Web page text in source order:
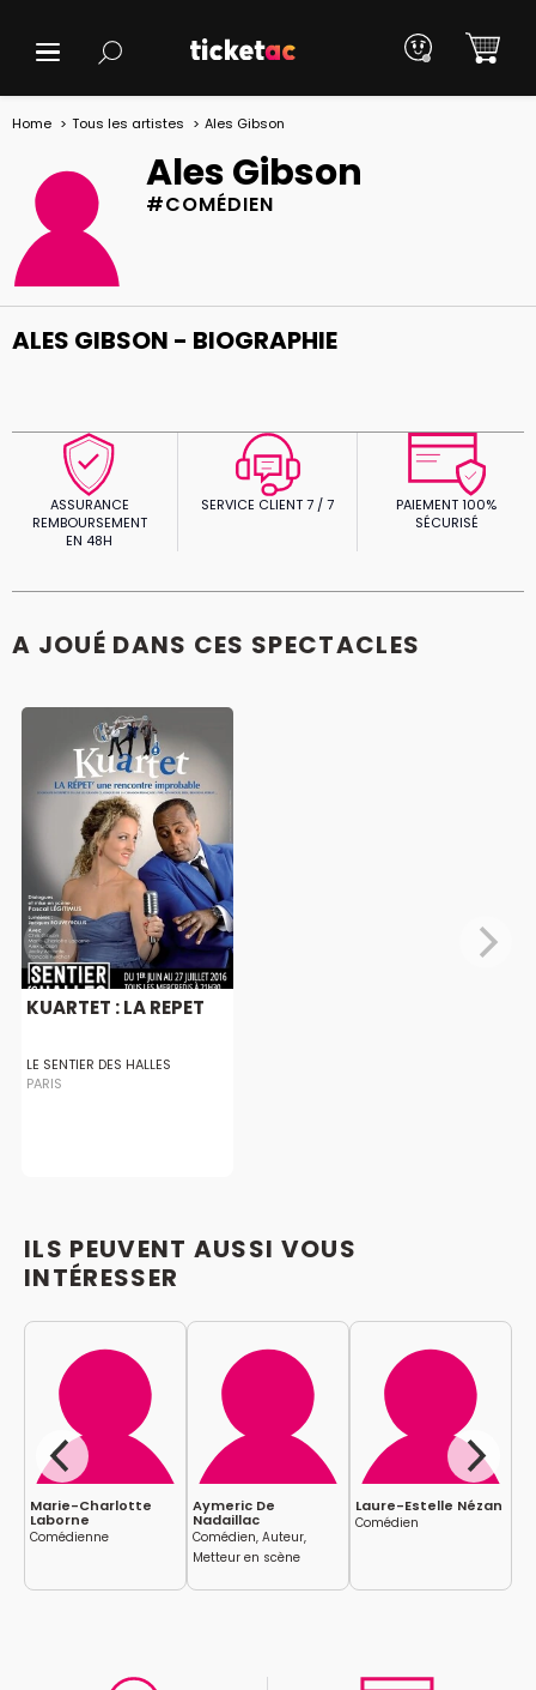
Home Tous les artistes Ales Gibson
Ales Gibson
#COMÉDIEN
ALES GIBSON - BIOGRAPHIE
ASSURANCE
REMBOURSEMENT
EN 48H
SERVICE CLIENT 7 / 7
PAIEMENT 100%
SÉCURISÉ
A JOUÉ DANS CES SPECTACLES
KUARTET : LA REPET
LE SENTIER DES HALLES
PARIS
ILS PEUVENT AUSSI VOUS
INTÉRESSER
Marie-Charlotte
Laborne
Comédienne
Aymeric De
Nadaillac
Comédien, Auteur,
Metteur en scène
Laure-Estelle Nézan
Comédien